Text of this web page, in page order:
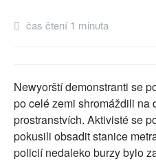
NEJČTENĚJŠÍ ZA 7 DNÍ
PŘÍSPĚVKY NA PROVOZ
SOCIÁLNÍ SÍTĚ
RUBRIKY
čas čtení 1 minuta
Newyorští demonstranti se
po celé zemi shromáždili na
prostranstvích. Aktivisté se
pokusili obsadit stanice
policií nedaleko burzy bylo